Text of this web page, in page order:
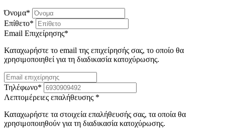
Όνομα*
Επίθετο*
Email Επιχείρησης*
Καταχωρήστε το email της επιχείρησής σας, το οποίο θα
χρησιμοποιηθεί για τη διαδικασία κατοχύρωσης.
Τηλέφωνο*
Λεπτομέρειες επαλήθευσης *
Καταχωρήστε τα στοιχεία επαλήθευσής σας, τα οποία θα
χρησιμοποιηθούν για τη διαδικασία κατοχύρωσης.